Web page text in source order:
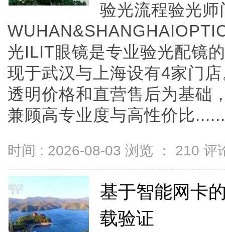
验光流程验光
光ILIT眼镜是专业验光配镜
现于武汉与上海设有4家门
透明价格和直营售后为基础
兼顾高专业度与高性价比......
时间 : 2026-08-03 浏览 ： 210 评
基于智能网卡
载验证